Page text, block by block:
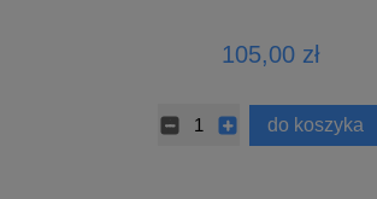
105,00 zł
do koszyka